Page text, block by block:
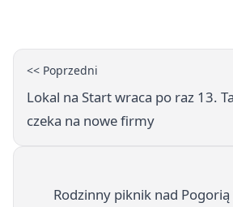
<< Poprzedni
Lokal na Start wraca po raz 13.
czeka na nowe firmy
Rodzinny piknik nad Pogorią